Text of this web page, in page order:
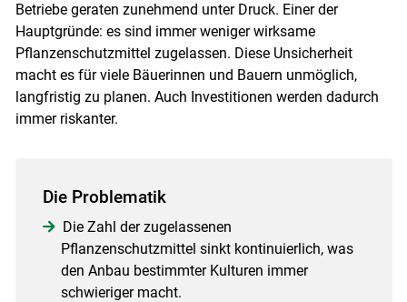
Betriebe geraten zunehmend unter Druck. Einer der
Hauptgründe: es sind immer weniger wirksame
Pflanzenschutzmittel zugelassen. Diese Unsicherheit
macht es für viele Bäuerinnen und Bauern unmöglich,
langfristig zu planen. Auch Investitionen werden dadurch
immer riskanter.
Die Problematik
Die Zahl der zugelassenen
Pflanzenschutzmittel sinkt kontinuierlich, was
den Anbau bestimmter Kulturen immer
schwieriger macht.